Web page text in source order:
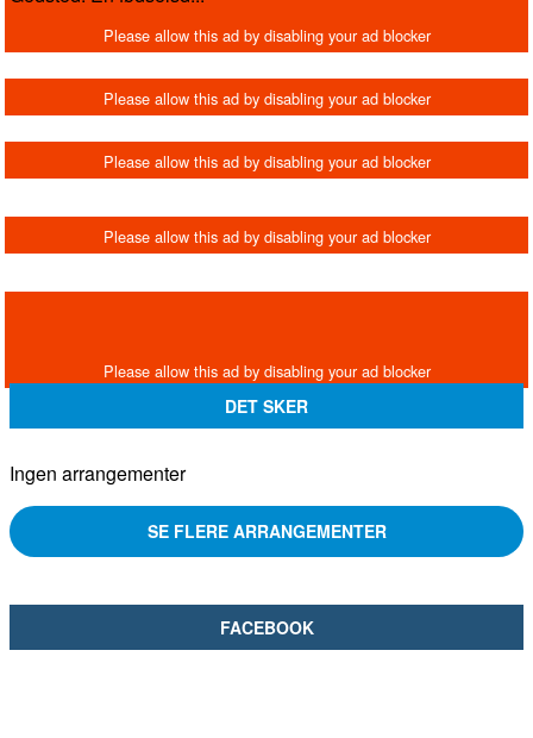
DET SKER
Ingen arrangementer
SE FLERE ARRANGEMENTER
FACEBOOK